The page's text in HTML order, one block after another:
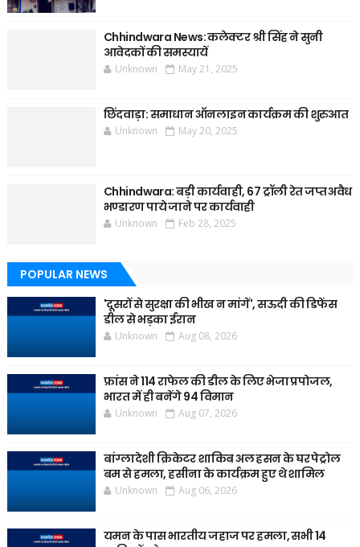
Chhindwara News: कलेक्टर श्री सिंह ने सुनी
आवेदकों की समस्यायें
Unknown May 21, 2025
छिंदवाड़ा: समाधान ऑनलाइन कार्यक्रम की शुरुआत
Unknown May 20, 2025
Chhindwara: बड़ी कार्यवाही, 67 ट्रॉली रेत जप्त अवैध
भण्डारण पाये जाने पर कार्यवाही
Unknown Feb 28, 2025
POPULAR NEWS
'दूसरों से सुरक्षा की भीख न मांगें', सऊदी की डिफेंस
डील से भड़का ईरान
Unknown Aug 08, 2026
फ्रांस ने 114 राफेल की डील के लिए भेजा प्रपोजल,
भारत में ही बनेंगे 94 विमान
Unknown Aug 07, 2026
बांग्लादेशी क्रिकेटर शाकिब अल हसन के घर पेट्रोल
बम से हमला, हसीना के कार्यक्रम हुए थे शामिल
Unknown Aug 06, 2026
यमन के पास भारतीय जहाज पर हमला, सभी 14